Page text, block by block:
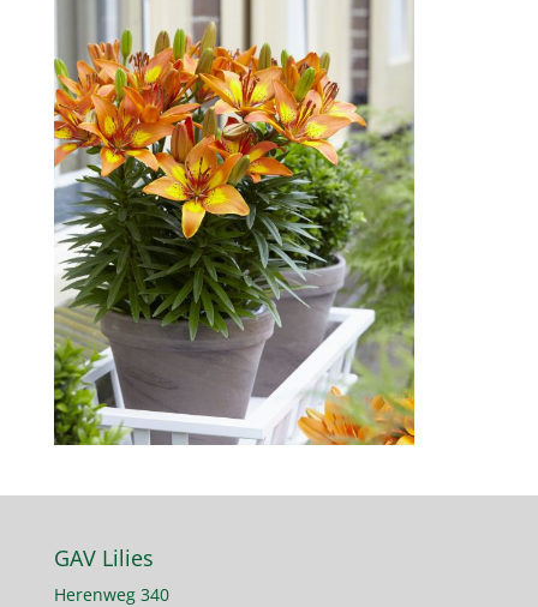
GAV Lilies
Herenweg 340